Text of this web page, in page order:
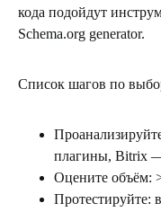
кода подойдут
Schema.org generator.
Список шагов по
плагины, Bitrix
Оцените объём:
Протестируйте: